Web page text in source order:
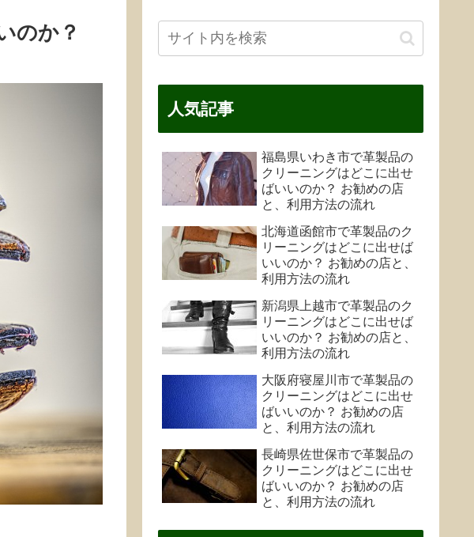
のか？
人気記事
福島県いわき市で革製品の
クリーニングはどこに出せ
ばいいのか？ お勧めの店
と、利用方法の流れ
北海道函館市で革製品のク
リーニングはどこに出せば
いいのか？ お勧めの店と、
利用方法の流れ
新潟県上越市で革製品のク
リーニングはどこに出せば
いいのか？ お勧めの店と、
利用方法の流れ
大阪府寝屋川市で革製品の
クリーニングはどこに出せ
ばいいのか？ お勧めの店
と、利用方法の流れ
長崎県佐世保市で革製品の
クリーニングはどこに出せ
ばいいのか？ お勧めの店
と、利用方法の流れ